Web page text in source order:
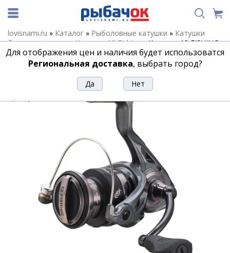
lovisnami.ru » Каталог » Рыболовные катушки » Катушки
безынерционные»Катушки 13 Fishing»Катушка 13 FISHING
Architect A Spinning Reel 4000 5.2:1
Катушка 13 FISHING Architect A
Spinning Reel 4000 5.2:1
Для отображения цен и наличия будет использоватся
Региональная доставка, выбрать город?